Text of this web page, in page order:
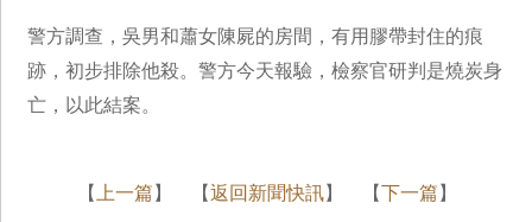
警方調查，吳男和蕭女陳屍的房間，有用膠帶封住的痕
跡，初步排除他殺。警方今天報驗，檢察官研判是燒炭身
亡，以此結案。
【 上一篇 】 【返回新聞快訊】 【下一篇 】